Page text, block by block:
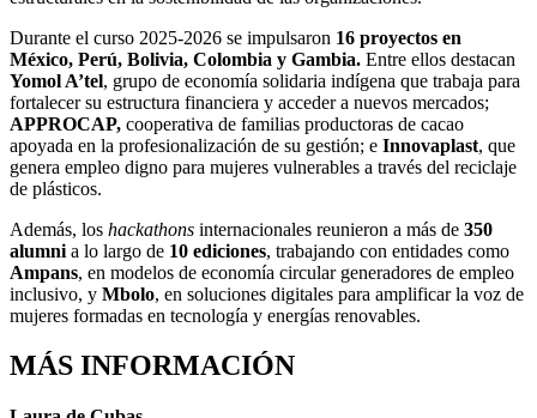
Durante el curso 2025-2026 se impulsaron 16 proyectos en
México, Perú, Bolivia, Colombia y Gambia. Entre ellos destacan
Yomol A’tel, grupo de economía solidaria indígena que trabaja para
fortalecer su estructura financiera y acceder a nuevos mercados;
APPROCAP, cooperativa de familias productoras de cacao
apoyada en la profesionalización de su gestión; e Innovaplast, que
genera empleo digno para mujeres vulnerables a través del reciclaje
de plásticos.
Además, los hackathons internacionales reunieron a más de 350
alumni a lo largo de 10 ediciones, trabajando con entidades como
Ampans, en modelos de economía circular generadores de empleo
inclusivo, y Mbolo, en soluciones digitales para amplificar la voz de
mujeres formadas en tecnología y energías renovables.
MÁS INFORMACIÓN